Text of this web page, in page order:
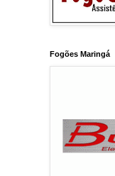
Fogões Maringá